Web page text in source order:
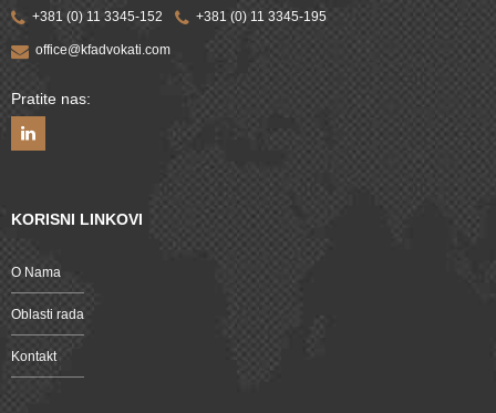
+381 (0) 11 3345-152 +381 (0) 11 3345-195
office@kfadvokati.com
Pratite nas:
KORISNI LINKOVI
O Nama
Oblasti rada
Kontakt